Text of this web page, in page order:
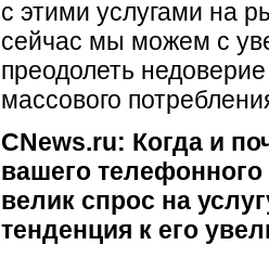
с этими услугами на
сейчас мы можем с
преодолеть
массового
CNews.ru: Когда и
вашего
велик спрос на
тенденция к его